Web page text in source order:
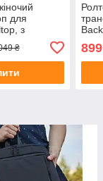
для
з
колір
₴ 899